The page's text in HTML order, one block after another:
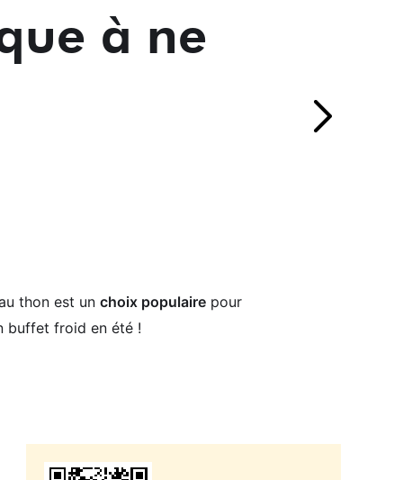
à ne
thon est un choix populairepour
buffet froid en été !